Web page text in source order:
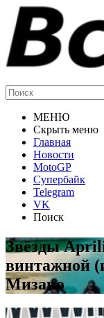
МЕНЮ
Скрыть меню
Главная
Новости
MotoGP
Супербайк
Telegram
VK
Поиск
Звёзды
винтажной
Мизано